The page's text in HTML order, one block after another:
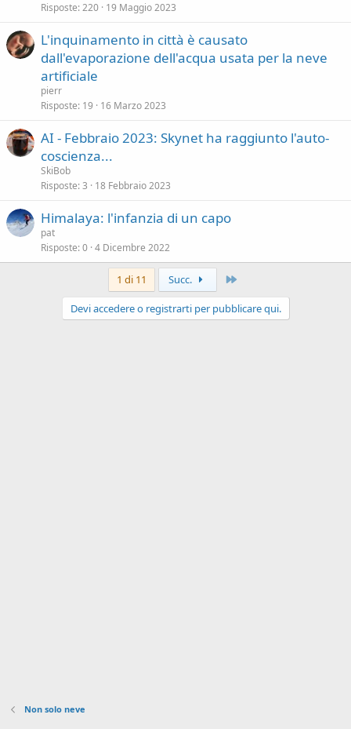
Risposte 220 19 Maggio 2023
L'inquinamento in città è causato
dall'evaporazione dell'acqua usata per la neve
artificiale
pierr
Risposte 19 16 Marzo 2023
AI - Febbraio 2023: Skynet ha raggiunto l'auto-
coscienza...
SkiBob
Risposte 3 18 Febbraio 2023
Himalaya: l'infanzia di un capo
pat
Risposte 0 4 Dicembre 2022
1 di 11 Succ.
Devi accedere o registrarti per pubblicare qui.
Non solo neve